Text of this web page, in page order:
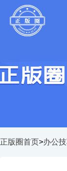
正版圈首页>办公